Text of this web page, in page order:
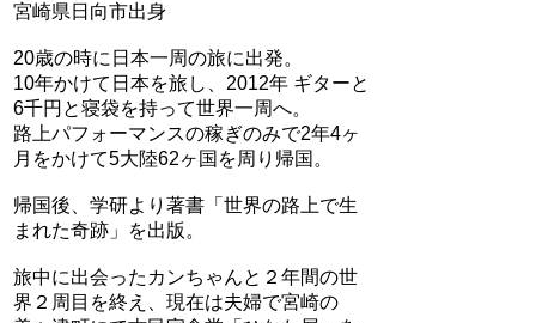
宮崎県日向市出身
20歳の時に日本一周の旅に出発。
10年かけて日本を旅し、2012年 ギターと
6千円と寝袋を持って世界一周へ。
路上パフォーマンスの稼ぎのみで2年4ヶ
月をかけて5大陸62ヶ国を周り帰国。
帰国後、学研より著書「世界の路上で生
まれた奇跡」を出版。
旅中に出会ったカンちゃんと２年間の世
界２周目を終え、現在は夫婦で宮崎の